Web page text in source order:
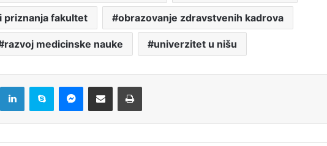
priznanja fakultet obrazovanje zdravstvenih kadrova
razvoj medicinske nauke univerzitet u nišu